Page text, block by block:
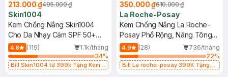
213.000 ₫495.000 ₫
Skin1004
Kem Chống Nắng Skin1004
Cho Da Nhạy Cảm SPF 50+
50ml
4.8 (119)
1.1k/tháng
34%
Bill Skin1004 từ 399k Tặng Kem
350.000 ₫610.000 ₫
La Roche-Posay
Kem Chống Nắng La Roche-
Posay Phổ Rộng, Nâng Tông
Kiềm Dầu 50ml
4.9 (28)
736/tháng
22%
Bill La roche-posay 399K Tặng